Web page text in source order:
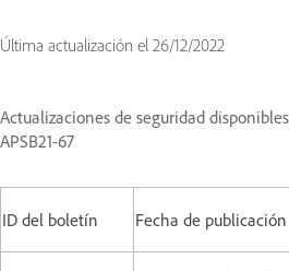
Última actualización el 26/12/2022
Actualizaciones de seguridad
APSB21-67
ID del boletín Fecha de publicación